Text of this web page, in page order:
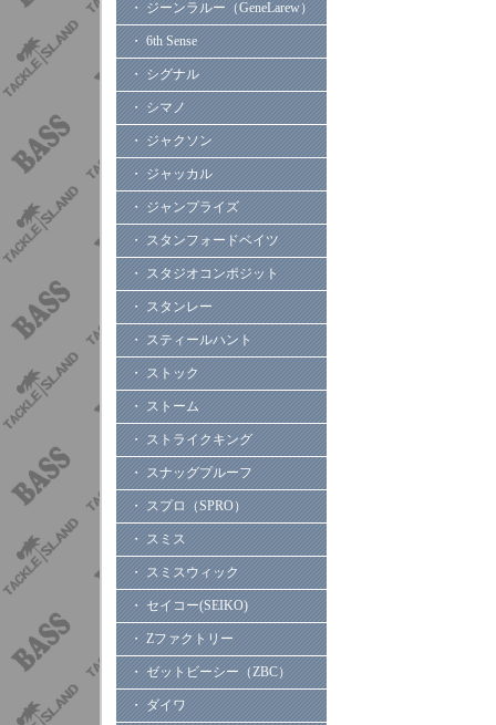
・ ジーンラルー（GeneLarew）
・ 6th Sense
・ シグナル
・ シマノ
・ ジャクソン
・ ジャッカル
・ ジャンプライズ
・ スタンフォードベイツ
・ スタジオコンポジット
・ スタンレー
・ スティールハント
・ ストック
・ ストーム
・ ストライクキング
・ スナッグプルーフ
・ スプロ（SPRO）
・ スミス
・ スミスウィック
・ セイコー(SEIKO)
・ Zファクトリー
・ ゼットビーシー（ZBC）
・ ダイワ